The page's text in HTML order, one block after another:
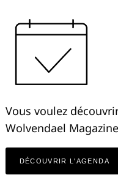
Vous voulez
Wolvendael
DÉCOUVRIR L'AGENDA